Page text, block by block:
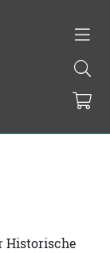
Historische